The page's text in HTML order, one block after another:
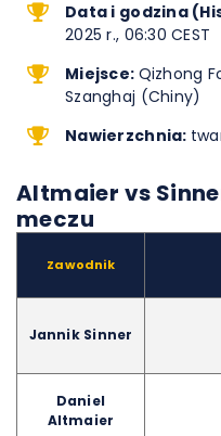
Data i godzina
2025 r., 06:30 CEST
Miejsce: Qizhong
Szanghaj (Chiny)
Nawierzchnia:
Altmaier vs
meczu
Zawodnik
Jannik Sinner
Daniel
Altmaier